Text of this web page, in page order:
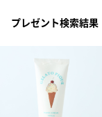
プレゼント検索結果